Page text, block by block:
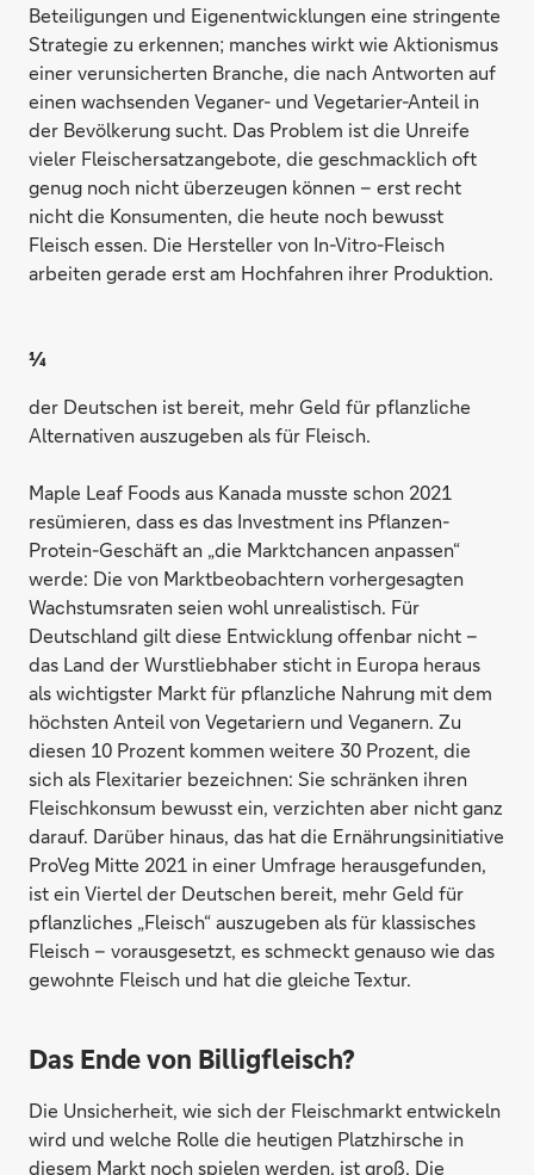
Beteiligungen und Eigenentwicklungen eine stringente
Strategie zu erkennen; manches wirkt wie Aktionismus
einer verunsicherten Branche, die nach Antworten auf
einen wachsenden Veganer- und Vegetarier-Anteil in
der Bevölkerung sucht. Das Problem ist die Unreife
vieler Fleischersatzangebote, die geschmacklich oft
genug noch nicht überzeugen können – erst recht
nicht die Konsumenten, die heute noch bewusst
Fleisch essen. Die Hersteller von In-Vitro-Fleisch
arbeiten gerade erst am Hochfahren ihrer Produktion.
¼
der Deutschen ist bereit, mehr Geld für pflanzliche
Alternativen auszugeben als für Fleisch.
Maple Leaf Foods aus Kanada musste schon 2021
resümieren, dass es das Investment ins Pflanzen-
Protein-Geschäft an „die Marktchancen anpassen“
werde: Die von Marktbeobachtern vorhergesagten
Wachstumsraten seien wohl unrealistisch. Für
Deutschland gilt diese Entwicklung offenbar nicht –
das Land der Wurstliebhaber sticht in Europa heraus
als wichtigster Markt für pflanzliche Nahrung mit dem
höchsten Anteil von Vegetariern und Veganern. Zu
diesen 10 Prozent kommen weitere 30 Prozent, die
sich als Flexitarier bezeichnen: Sie schränken ihren
Fleischkonsum bewusst ein, verzichten aber nicht ganz
darauf. Darüber hinaus, das hat die Ernährungsinitiative
ProVeg Mitte 2021 in einer Umfrage herausgefunden,
ist ein Viertel der Deutschen bereit, mehr Geld für
pflanzliches „Fleisch“ auszugeben als für klassisches
Fleisch – vorausgesetzt, es schmeckt genauso wie das
gewohnte Fleisch und hat die gleiche Textur.
Das Ende von Billigfleisch?
Die Unsicherheit, wie sich der Fleischmarkt entwickeln
wird und welche Rolle die heutigen Platzhirsche in
diesem Markt noch spielen werden, ist groß. Die